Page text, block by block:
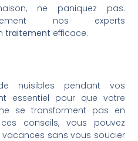
ne paniquez pas.
nos experts
traitement efficace.
nuisibles pendant vos
essentiel pour que votre
se transforment pas en
conseils, vous pouvez
sans vous soucier